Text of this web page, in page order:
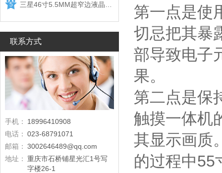
5
联系方式
手机：
18996410908
电话： 023-68791071
邮箱： 3002646489@qq.com
地址： 重庆市石桥铺星光汇1号写
字楼26-1
第一点是使
切忌把其暴
部导致电子
果。
第二点是保
触摸一体机
其显示画质
的过程中55